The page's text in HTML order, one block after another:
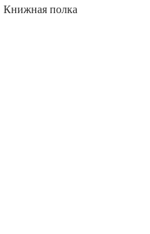
Книжная полка